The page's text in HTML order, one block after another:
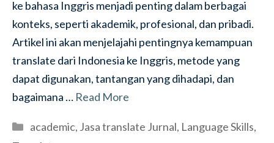
ke bahasa Inggris menjadi penting dalam berbagai
konteks, seperti akademik, profesional, dan pribadi.
Artikel ini akan menjelajahi pentingnya kemampuan
translate dari Indonesia ke Inggris, metode yang
dapat digunakan, tantangan yang dihadapi, dan
bagaimana … Read More
Categories
academic, Jasa translate Jurnal, Language Skills,